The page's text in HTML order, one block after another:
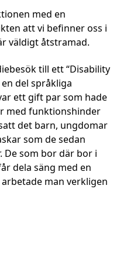
med en
att vi befinner oss i
väldigt åtstramad.
till ett “Disability
del språkliga
ett gift par som hade
med funktionshinder
det barn, ungdomar
som de sedan
De som bor där bor i
dela säng med en
man verkligen